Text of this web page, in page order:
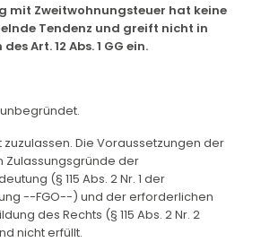
mit Zweitwohnungsteuer hat keine
Tendenz und greift nicht in
Art. 12 Abs. 1 GG ein.
zuzulassen. Die Voraussetzungen der
der
(§ 115 Abs. 2 Nr. 1 der
--FGO--) und der erforderlichen
des Rechts (§ 115 Abs. 2 Nr. 2
nicht erfüllt.